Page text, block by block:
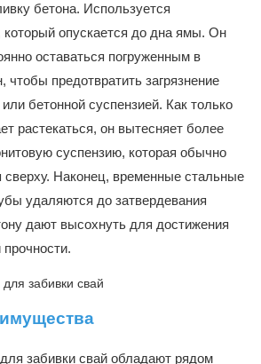
бетона. Используется
который опускается до дна ямы. Он
оставаться погруженным в
чтобы предотвратить загрязнение
бетонной суспензией. Как только
растекаться, он вытесняет более
суспензию, которая обычно
сверху. Наконец, временные стальные
удаляются до затвердевания
дают высохнуть для достижения
забивки свай обладают рядом